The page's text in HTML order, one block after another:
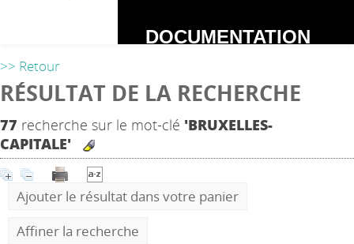
DOCUMENTATION
DEPENDANCES
>> Retour
RÉSULTAT DE LA RECHERCHE
77 recherche sur le mot-clé 'BRUXELLES-
CAPITALE'
Ajouter le résultat dans votre panier
Affiner la recherche